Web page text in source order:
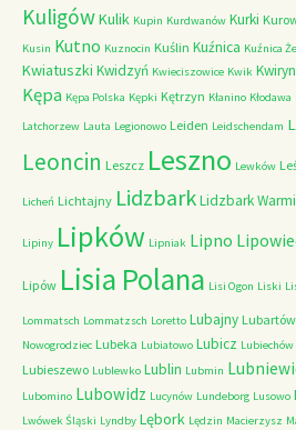
KuligówKulik Kupin Kurdwanów Kurki
Kusin Kutno Kuznocin Kuślin Kuźnica Kuźnica
Kwiatuszki Kwidzyń Kwieciszowice Kwik
Kępa Kępa Polska Kępki Kętrzyn Kłanino Kłodawa
Latchorzew Lauta Legionowo Leiden Leidschendam
Leoncin Leszcz Leszno Lewków
Licheń Lichtajny LidzbarkLidzbark
Lipiny Lipków Lipniak Lipno
Lipów Lisia Polana Lisi Ogon Liski
Lommatsch Lommatzsch Loretto Lubajny Lubartów
Nowogrodziec Lubeka Lubiatowo Lubicz Lubiechów
Lubieszewo Lublewko Lublin Lubmin
Lubomino Lubowidz Lucynów Lundeborg Lusowo
Lwówek Śląski Lyndby Lębork Lędzin Macierzysz